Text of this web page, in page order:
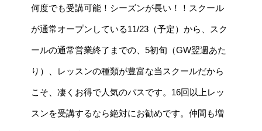
何度でも受講可能！シーズンが長い！！スクール
が通常オープンしている11/23（予定）から、スク
ールの通常営業終了までの、5初旬（GW翌週あた
り）、レッスンの種類が豊富な当スクールだから
こそ、凄くお得で人気のパスです。16回以上レッ
スンを受講するなら絶対にお勧めです。仲間も増